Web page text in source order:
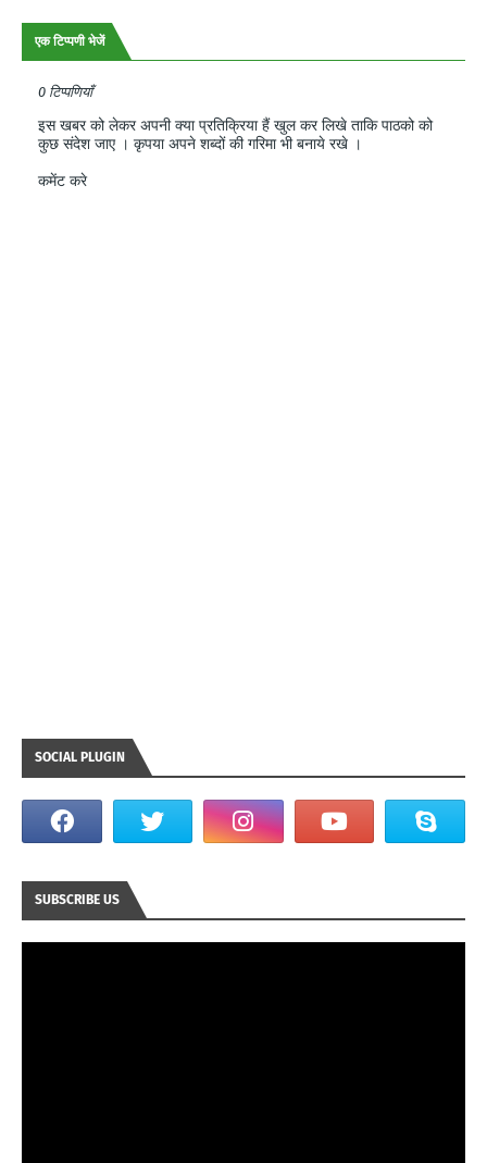
एक टिप्पणी भेजें
0 टिप्पणियाँ
इस खबर को लेकर अपनी क्या प्रतिक्रिया हैं खुल कर लिखे ताकि पाठको को
कुछ संदेश जाए । कृपया अपने शब्दों की गरिमा भी बनाये रखे ।
कमेंट करे
SOCIAL PLUGIN
SUBSCRIBE US